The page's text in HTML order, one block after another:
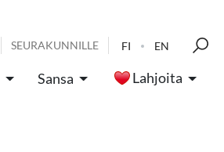
SEURAKUNNILLE FI EN
Sansa Lahjoita